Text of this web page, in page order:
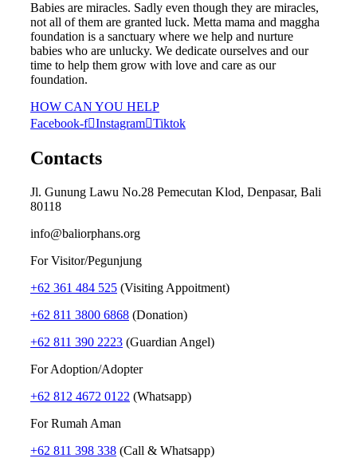
Babies are miracles. Sadly even though they are miracles,
not all of them are granted luck. Metta mama and maggha
foundation is a sanctuary where we help and nurture
babies who are unlucky. We dedicate ourselves and our
time to help them grow with love and care as our
foundation.
HOW CAN YOU HELP
Facebook-f Instagram Tiktok
Contacts
Jl. Gunung Lawu No.28 Pemecutan Klod, Denpasar, Bali
80118
info@baliorphans.org
For Visitor/Pegunjung
+62 361 484 525 (Visiting Appoitment)
+62 811 3800 6868 (Donation)
+62 811 390 2223 (Guardian Angel)
For Adoption/Adopter
+62 812 4672 0122 (Whatsapp)
For Rumah Aman
+62 811 398 338 (Call & Whatsapp)